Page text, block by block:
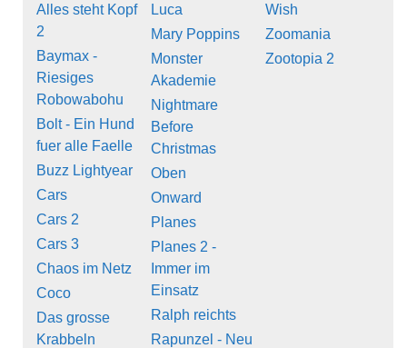
Alles steht Kopf
2
Baymax -
Riesiges
Robowabohu
Bolt - Ein Hund
fuer alle Faelle
Buzz Lightyear
Cars
Cars 2
Cars 3
Chaos im Netz
Coco
Das grosse
Krabbeln
Luca
Mary Poppins
Monster
Akademie
Nightmare
Before
Christmas
Oben
Onward
Planes
Planes 2 -
Immer im
Einsatz
Ralph reichts
Rapunzel - Neu
Wish
Zoomania
Zootopia 2